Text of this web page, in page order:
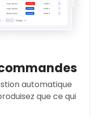
automatique
que ce qui